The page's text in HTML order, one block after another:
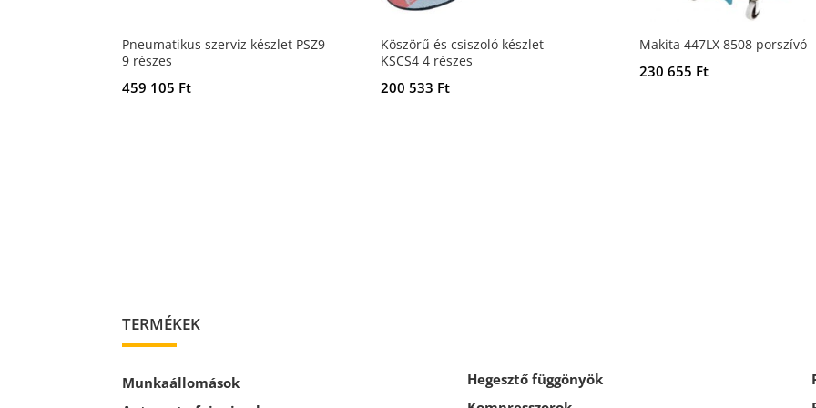
Pneumatikus szerviz készlet PSZ9
9 részes
459 105 Ft
Köszörű és csiszoló készlet
KSCS4 4 részes
200 533 Ft
Makita 447LX 8508 porszívó
230 655 Ft
TERMÉKEK
Munkaállomások
Hegesztő függönyök